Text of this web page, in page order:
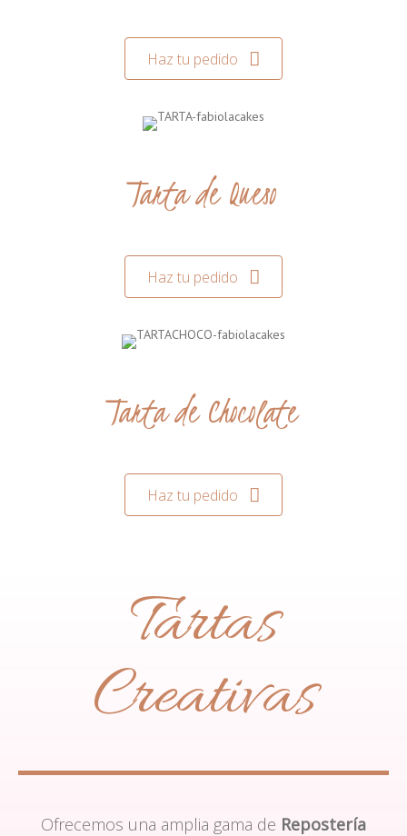
Haz tu pedido
Tarta de Queso
Haz tu pedido
Tarta de Chocolate
Haz tu pedido
Tartas
Creativas
Ofrecemos una amplia gama de Repostería